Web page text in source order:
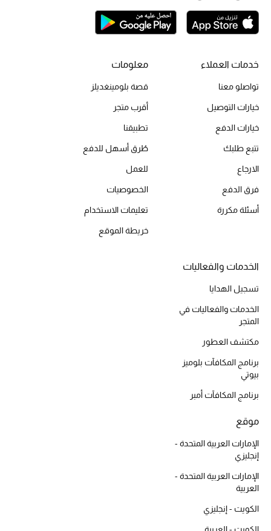
تسوقوا الأحذية
جميع مستحضرات الجمال
الجديد في عالم الجمال
العطور
المكياج
مستحضرات العناية
مستحضرات الاستحمام والعناية بالجسم
الجمال في بلوميز
هدايا
خدمات العملاء
تواصلو معنا
خيارات التوصيل
خيارات الدفع
تتبع طلبك
الارجاع
فرق الدفع
أسئلة مكررة
معلومات
قصة بلومينغديلز
أقرب متجر
تطبيقنا
طُرق أسهل للدفع
للعمل
الخصوصيات
تعليمات الاستخدام
خريطة الموقع
الخدمات والفعاليات
تسجيل الهدايا
الخدمات والفعاليات في
المتجر
مكتشف العطور
برنامج المكافآت بلوميز
بيوتي
برنامج المكافآت أمبر
موقع
الإمارات العربية المتحدة -
إنجليزي
الإمارات العربية المتحدة -
العربية
الكويت - إنجليزي